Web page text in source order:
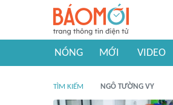
NÓNG MỚI VIDEO
TÌM KIẾM NGÔ TƯỜNG VY